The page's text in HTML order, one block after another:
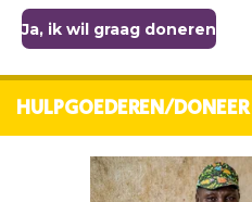
Ja, ik wil graag doneren
HULPGOEDEREN/